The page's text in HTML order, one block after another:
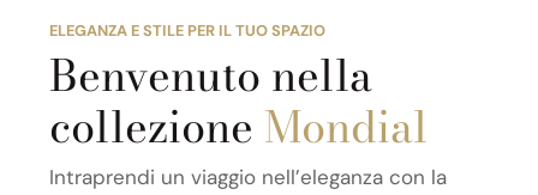
ELEGANZA E STILE PER IL TUO SPAZIO
Benvenuto nella
collezione Mondial
Intraprendi un viaggio nell’eleganza con la